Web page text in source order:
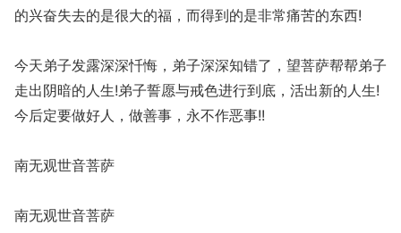
的兴奋失去的是很大的福，而得到的是非常痛苦的东西!
今天弟子发露深深忏悔，弟子深深知错了，望菩萨帮帮弟子
走出阴暗的人生!弟子誓愿与戒色进行到底，活出新的人生!
今后定要做好人，做善事，永不作恶事!!
南无观世音菩萨
南无观世音菩萨